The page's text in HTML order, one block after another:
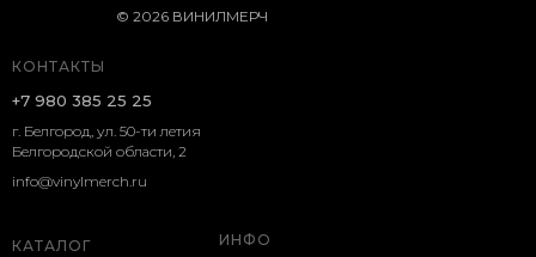
КОНТАКТЫ
г. Белгород, ул. 50-ти летия
Белгородской области, 2
КАТАЛОГ
ИНФО
+7 980 385 25 25
© 2026 ВИНИЛМЕРЧ
info@vinylmerch.ru